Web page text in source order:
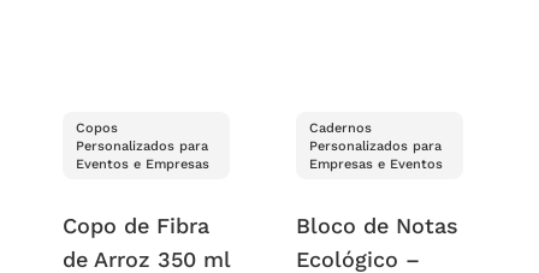
Copos
Personalizados para
Eventos e Empresas
Copo de Fibra
de Arroz 350 ml
Cadernos
Personalizados para
Empresas e Eventos
Bloco de Notas
Ecológico –